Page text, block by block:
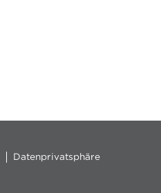
Datenprivatsphäre